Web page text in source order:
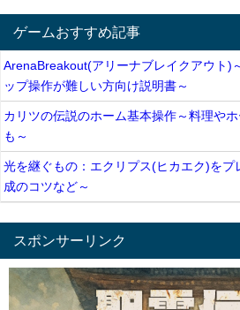
ゲームおすすめ記事
ArenaBreakout(アリーナブレイクアウト)
ップ操作が難しい方向け説明書～
カリツの伝説のホーム基本操作～料理や
も～
光を継ぐもの：エクリプス(ヒカエク)をプ
成のコツなど～
スポンサーリンク